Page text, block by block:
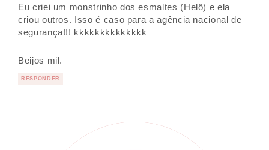
Eu criei um monstrinho dos esmaltes (Helô) e ela
criou outros. Isso é caso para a agência nacional de
segurança!!! kkkkkkkkkkkkkk
Beijos mil.
RESPONDER